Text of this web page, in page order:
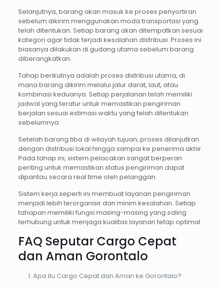
Selanjutnya, barang akan masuk ke proses penyortiran
sebelum dikirim menggunakan moda transportasi yang
telah ditentukan. Setiap barang akan ditempatkan sesuai
kategori agar tidak terjadi kesalahan distribusi. Proses ini
biasanya dilakukan di gudang utama sebelum barang
diberangkatkan.
Tahap berikutnya adalah proses distribusi utama, di
mana barang dikirim melalui jalur darat, laut, atau
kombinasi keduanya. Setiap perjalanan telah memiliki
jadwal yang teratur untuk memastikan pengiriman
berjalan sesuai estimasi waktu yang telah ditentukan
sebelumnya.
Setelah barang tiba di wilayah tujuan, proses dilanjutkan
dengan distribusi lokal hingga sampai ke penerima akhir.
Pada tahap ini, sistem pelacakan sangat berperan
penting untuk memastikan status pengiriman dapat
dipantau secara real time oleh pelanggan.
Sistem kerja seperti ini membuat layanan pengiriman
menjadi lebih terorganisir dan minim kesalahan. Setiap
tahapan memiliki fungsi masing-masing yang saling
terhubung untuk menjaga kualitas layanan tetap optimal.
FAQ Seputar Cargo Cepat
dan Aman Gorontalo
Apa itu Cargo Cepat dan Aman ke Gorontalo?